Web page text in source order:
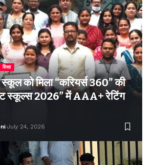
शिक्षा
स्कूल को मिला “करियर्स 360” की
स्कूल्स 2026” में AAA+ रेटिंग
July 24, 2026